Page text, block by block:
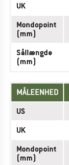
UK
Mondopoint
(mm)
Sållængde
(mm)
MÅLEENHED
US
UK
Mondopoint
(mm)